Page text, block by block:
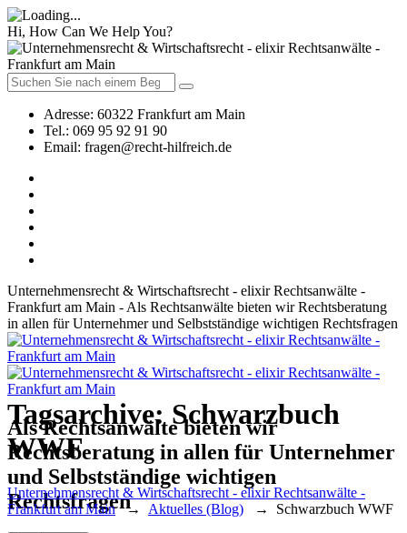
Hi, How Can We Help You?
Adresse: 60322 Frankfurt am Main
Tel.: 069 95 92 91 90
Email: fragen@recht-hilfreich.de
Unternehmensrecht & Wirtschaftsrecht - elixir Rechtsanwälte -
Frankfurt am Main - Als Rechtsanwälte bieten wir Rechtsberatung
in allen für Unternehmer und Selbstständige wichtigen Rechtsfragen
Als Rechtsanwälte bieten wir
Rechtsberatung in allen für Unternehmer
und Selbstständige wichtigen
Rechtsfragen
Tagsarchive:Schwarzbuch
WWF
Unternehmensrecht & Wirtschaftsrecht - elixir Rechtsanwälte -
Frankfurt am Main → Aktuelles (Blog) → Schwarzbuch WWF